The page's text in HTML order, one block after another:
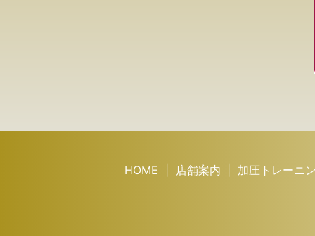
HOME 店舗案内 加圧トレーニ